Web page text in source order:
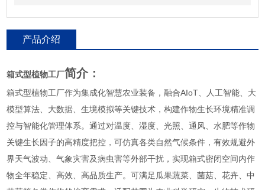
产品介绍
箱式型植物工厂简介：
箱式型植物工厂作为集成化智慧农业装备，融合AIoT、人工智能、大
模型算法、大数据、生境模拟等关键技术，构建作物生长环境精准调
控与智能化管理体系。通过对温度、湿度、光照、通风、水肥等作物
关键生长因子的高精度把控，可仿真各类自然气候条件，有效规避外
界天气波动、气象灾害及病虫害等外部干扰，实现箱式密闭空间内作
物全年稳定、高效、高品质生产。可满足瓜果蔬菜、菌菇、花卉、中